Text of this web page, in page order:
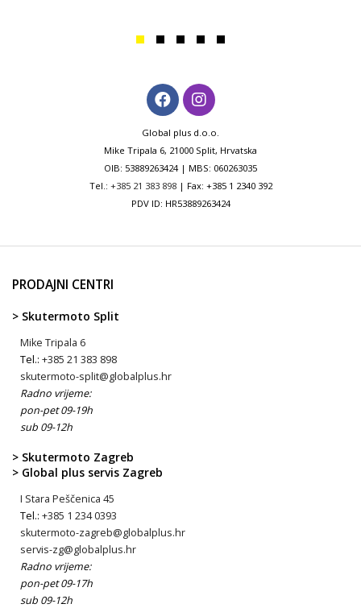
Global plus d.o.o.
Mike Tripala 6, 21000 Split, Hrvatska
OIB: 53889263424 | MBS: 060263035
Tel.: +385 21 383 898| Fax: +385 1 2340 392
PDV ID: HR53889263424
PRODAJNI CENTRI
> Skutermoto Split
Mike Tripala 6
Tel.: +385 21 383 898
skutermoto-split@globalplus.hr
Radno vrijeme:
pon-pet 09-19h
sub 09-12h
> Skutermoto Zagreb
> Global plus servis Zagreb
I Stara Peščenica 45
Tel.: +385 1 234 0393
skutermoto-zagreb@globalplus.hr
servis-zg@globalplus.hr
Radno vrijeme:
pon-pet 09-17h
sub 09-12h